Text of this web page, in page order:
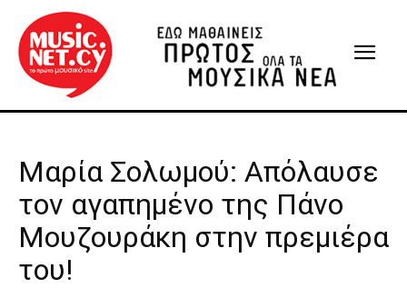
Μαρία Σολωμού: Απόλαυσε
τον αγαπημένο της Πάνο
Μουζουράκη στην πρεμιέρα
του!